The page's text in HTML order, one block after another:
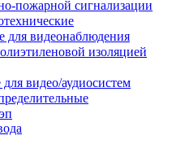
пожарной сигнализации
для видеонаблюдения
изоляцией
видео/аудиосистем